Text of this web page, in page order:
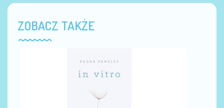
ZOBACZ TAKŻE